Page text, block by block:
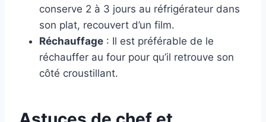
conserve 2 à 3 jours au réfrigérateur dans
son plat, recouvert d’un film.
Réchauffage : Il est préférable de le
réchauffer au four pour qu’il retrouve son
côté croustillant.